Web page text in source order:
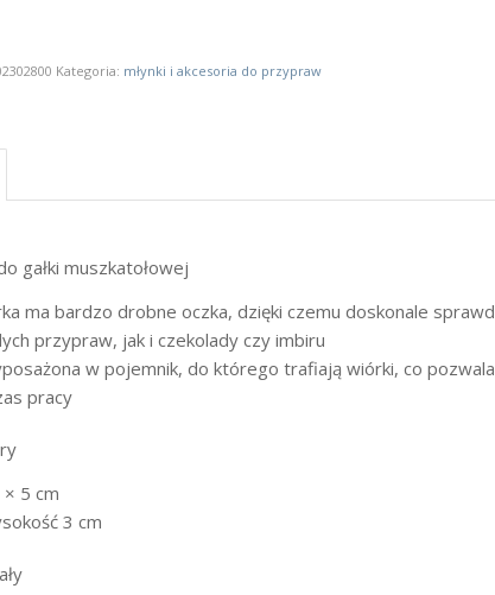
Kategoria: młynki i akcesoria do przypraw
gałki muszkatołowej
ma bardzo drobne oczka, dzięki czemu doskonale
przypraw, jak i czekolady czy imbiru
w pojemnik, do którego trafiają wiórki, co
pracy
× 5 cm
3 cm